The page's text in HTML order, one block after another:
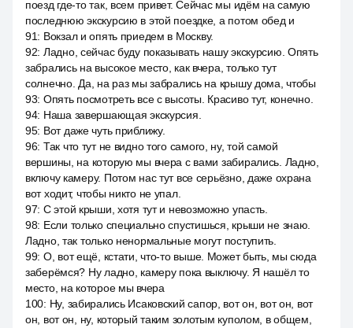
поезд где-то так, всем привет. Сейчас мы идём на самую
последнюю экскурсию в этой поездке, а потом обед и
91: Вокзал и опять приедем в Москву.
92: Ладно, сейчас буду показывать нашу экскурсию. Опять
забрались на высокое место, как вчера, только тут
солнечно. Да, на раз мы забрались на крышу дома, чтобы
93: Опять посмотреть все с высоты. Красиво тут, конечно.
94: Наша завершающая экскурсия.
95: Вот даже чуть приближу.
96: Так что тут не видно того самого, ну, той самой
вершины, на которую мы вчера с вами забирались. Ладно,
включу камеру. Потом нас тут все серьёзно, даже охрана
вот ходит, чтобы никто не упал.
97: С этой крыши, хотя тут и невозможно упасть.
98: Если только специально спустишься, крыши не знаю.
Ладно, так только ненормальные могут поступить.
99: О, вот ещё, кстати, что-то выше. Может быть, мы сюда
заберёмся? Ну ладно, камеру пока выключу. Я нашёл то
место, на которое мы вчера
100: Ну, забирались Исаковский сапор, вот он, вот он, вот
он, вот он, ну, который таким золотым куполом, в общем,